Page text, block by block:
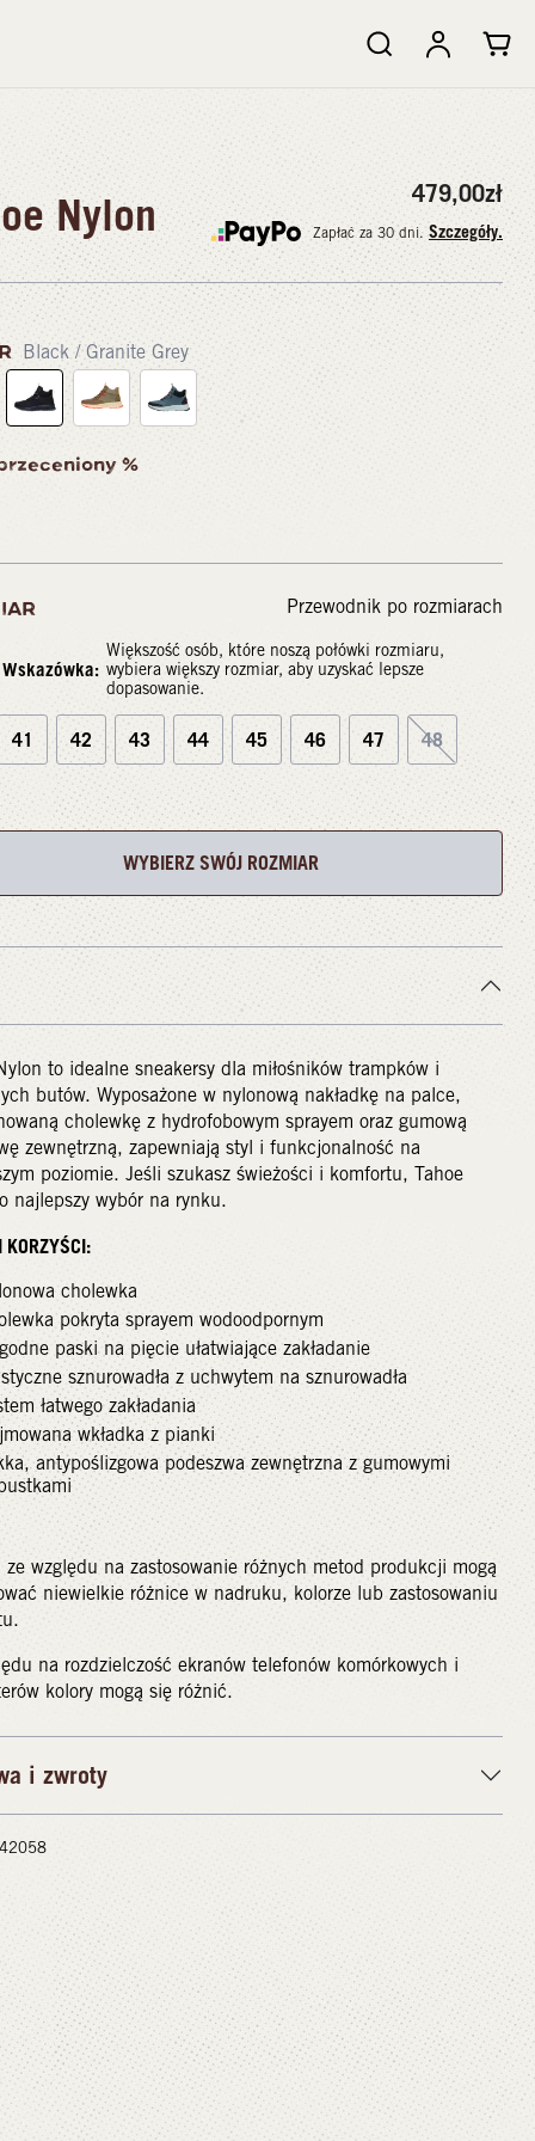
Nylon 479,00zł
Zapłać za 30 dni.Szczegóły.
Black / Granite Grey
%
Przewodnik po rozmiarach
Wskazówka:
Większość osób, które noszą połówki rozmiaru,
wybiera większy rozmiar, aby uzyskać lepsze
dopasowanie.
41 42 43 44 45 46 47 48
WYBIERZ SWÓJ ROZMIAR
to idealne sneakersy dla miłośników trampków i
butów. Wyposażone w nylonową nakładkę na palce,
cholewkę z hydrofobowym sprayem oraz gumową
zewnętrzną, zapewniają styl i funkcjonalność na
poziomie. Jeśli szukasz świeżości i komfortu, Tahoe
najlepszy wybór na rynku.
KORZYŚCI:
cholewka
pokryta sprayem wodoodpornym
paski na pięcie ułatwiające zakładanie
sznurowadła z uchwytem na sznurowadła
łatwego zakładania
wkładka z pianki
antypoślizgowa podeszwa zewnętrzna z gumowymi
ze względu na zastosowanie różnych metod produkcji mogą
niewielkie różnice w nadruku, kolorze lub zastosowaniu
na rozdzielczość ekranów telefonów komórkowych i
kolory mogą się różnić.
i zwroty